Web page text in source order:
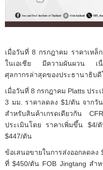
เมื่อวันที่ 8 กรกฎาคม ราคาเห
ในเอเชีย มีความผันผวน เนื่อ
ศุลกากรล่าสุดของประธานาธิบ
เมื่อวันที่ 8 กรกฎาคม Platts ประ
3 มม. ราคาลดลง $1/ตัน จากวั
สำหรับสินค้าเกรดเดียวกัน
ประเมินโดย ราคาเพิ่มขึ้น $4/
$447/ตัน
ข้อเสนอขายในการส่งออกลดลง
ที่ $450/ตัน FOB Jingtang สำ